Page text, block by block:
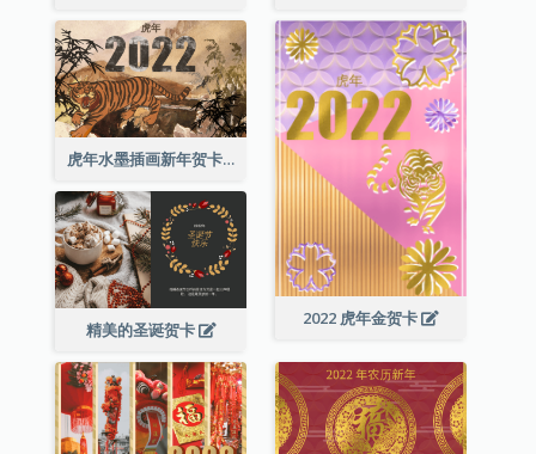
虎年水墨插画新年贺卡
2022 虎年金贺卡
精美的圣诞贺卡